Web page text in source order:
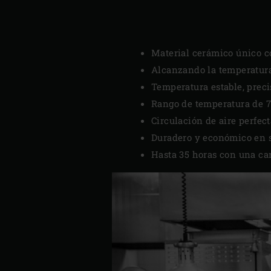
Material cerámico único
Alcanzando la
Temperatura estable,
Rango de temperatura de
Circulación de aire
Duradero y económico en
Hasta 35 horas con una